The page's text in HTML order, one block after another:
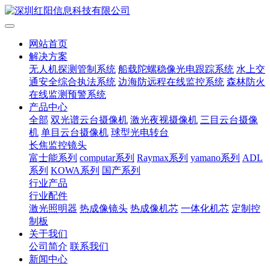
网站首页
解决方案
无人机探测管制系统 船载陀螺稳像光电跟踪系统 水上交
通安全综合执法系统 边海防远程在线监控系统 森林防火
在线监测预警系统
产品中心
全部 双光谱云台摄像机 激光夜视摄像机 三目云台摄像
机 单目云台摄像机 球型光电转台
长焦监控镜头
富士能系列 computar系列 Raymax系列 yamano系列 ADL
系列 KOWA系列 国产系列
行业产品
行业配件
激光照明器 热成像镜头 热成像机芯 一体化机芯 定制控
制板
关于我们
公司简介 联系我们
新闻中心